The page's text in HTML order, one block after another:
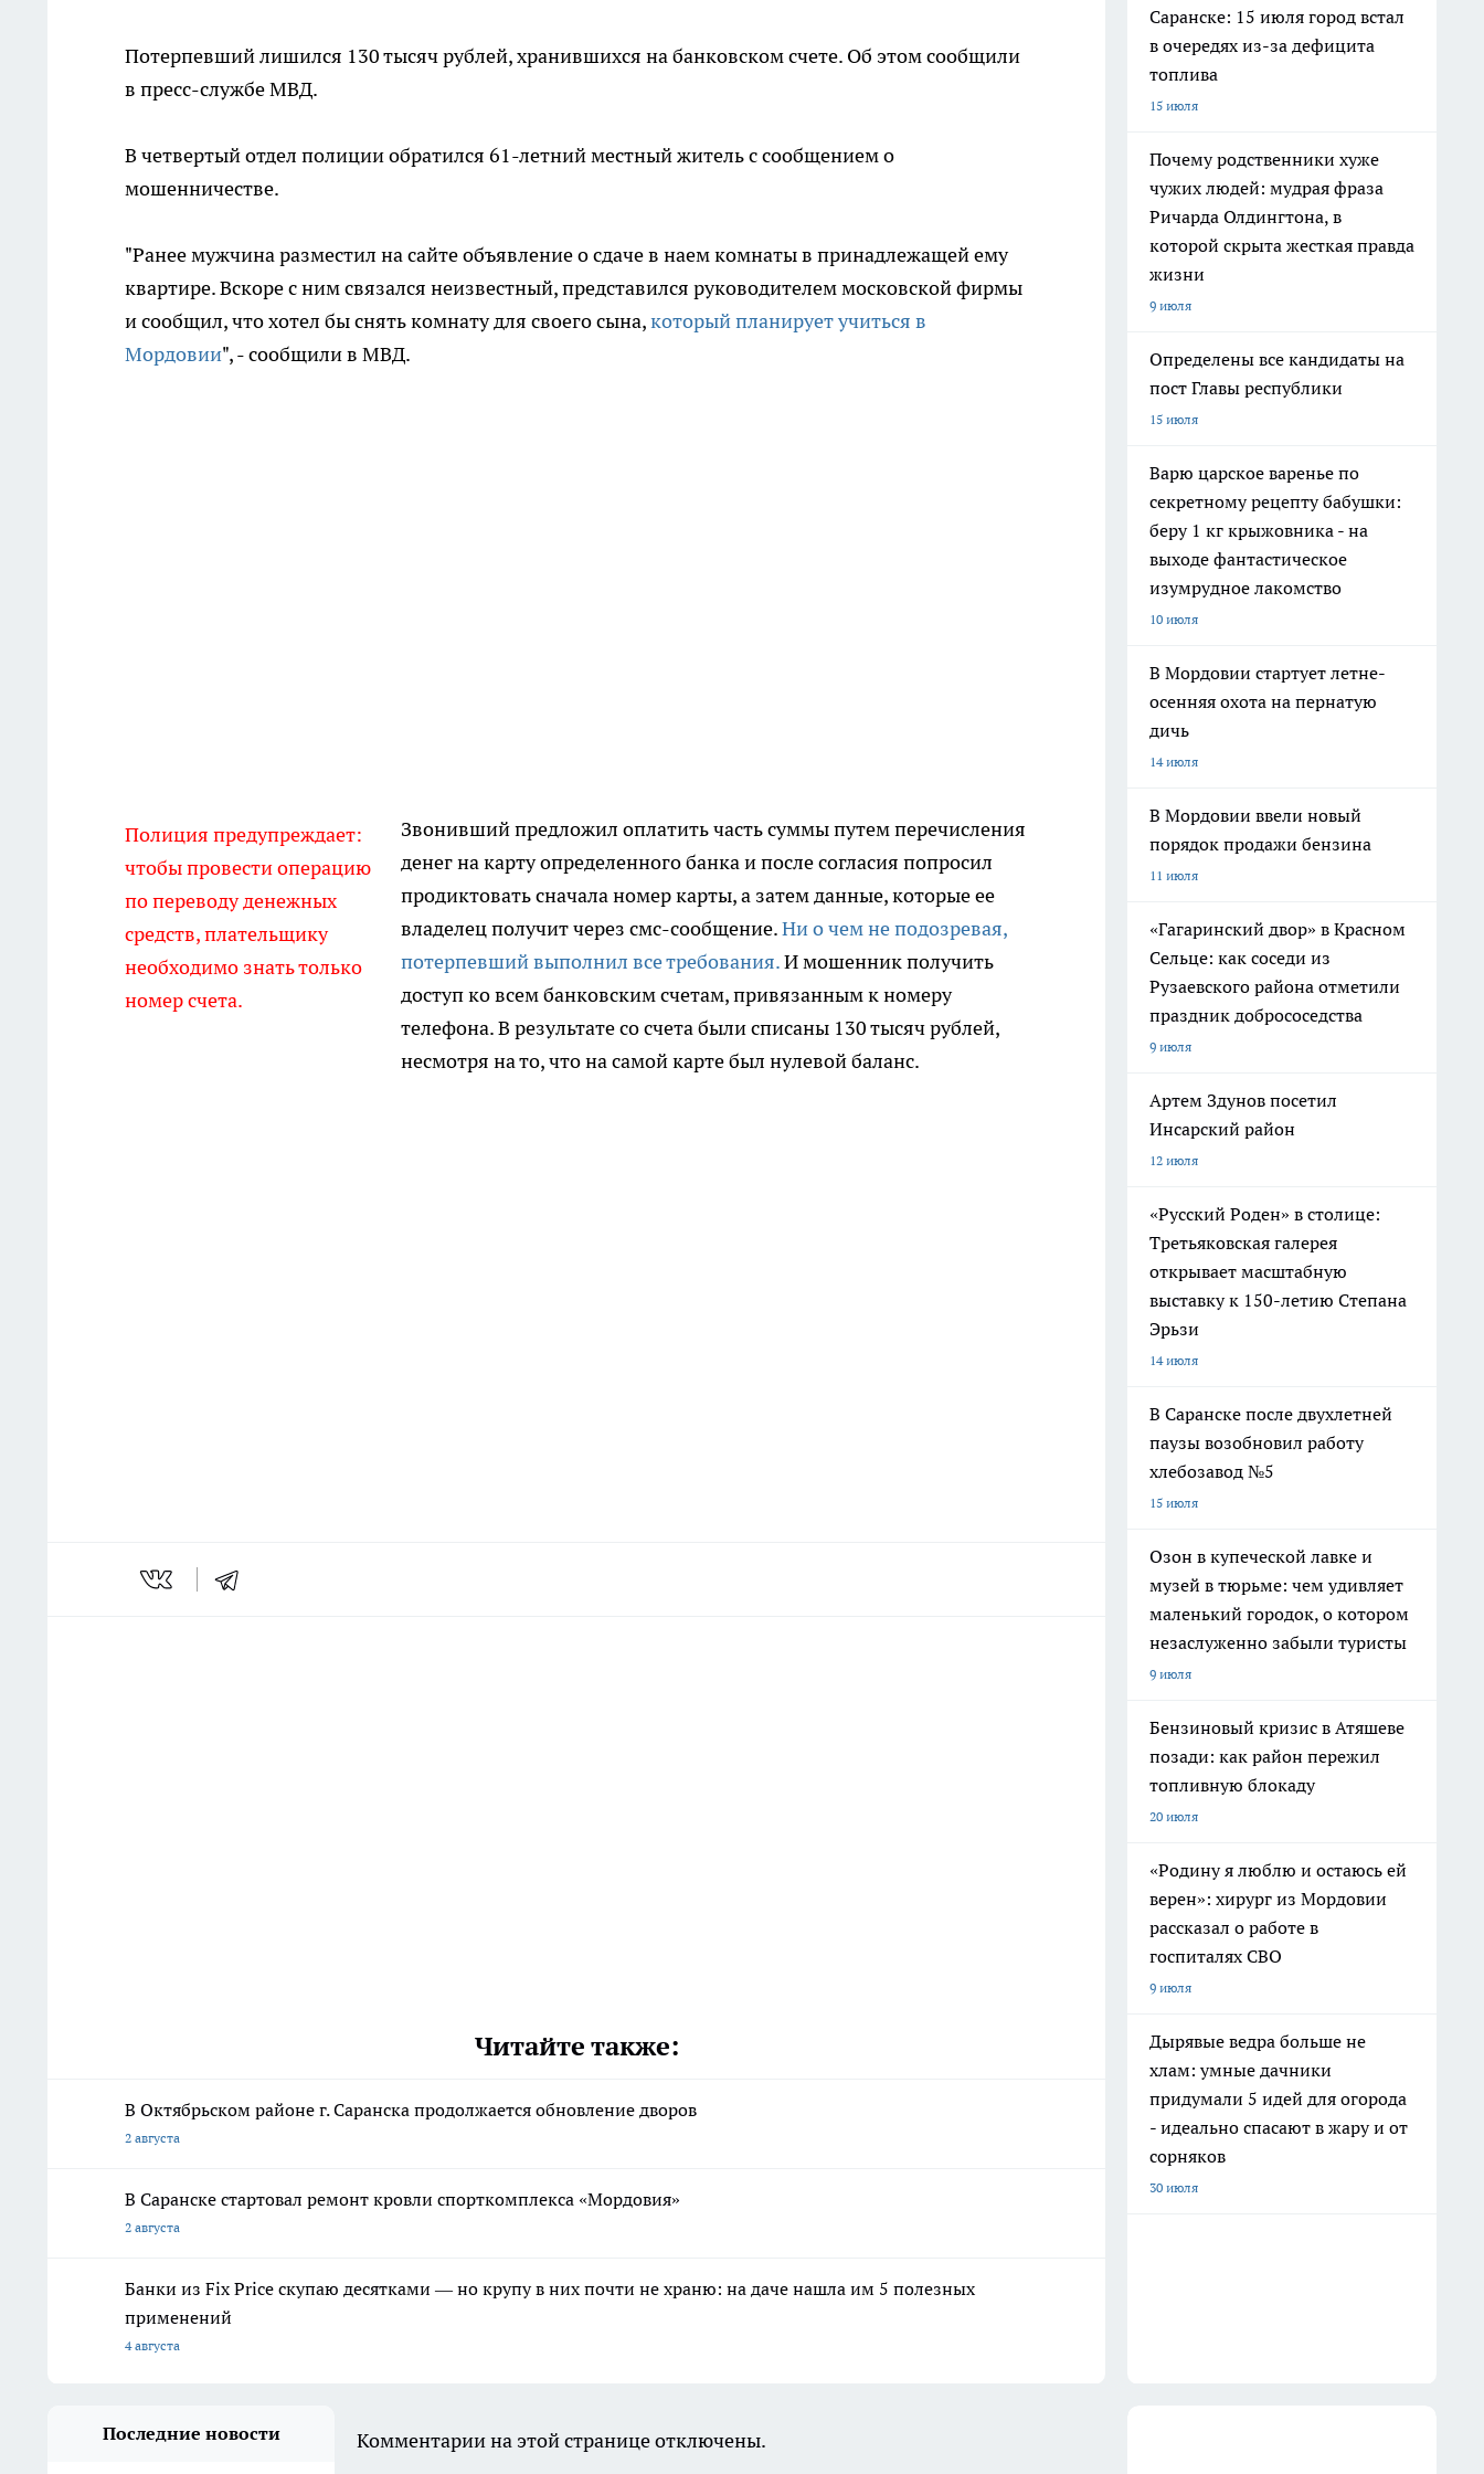
Потерпевший лишился 130 тысяч рублей, хранившихся на банковском счете. Об этом сообщили
в пресс-службе МВД.
В четвертый отдел полиции обратился 61-летний местный житель с сообщением о
мошенничестве.
"Ранее мужчина разместил на сайте объявление о сдаче в наем комнаты в принадлежащей ему
квартире. Вскоре с ним связался неизвестный, представился руководителем московской фирмы
и сообщил, что хотел бы снять комнату для своего сына,который планирует учиться в
Мордовии", - сообщили в МВД.
Полиция предупреждает:
чтобы провести операцию
по переводу денежных
средств, плательщику
необходимо знать только
номер счета.
Звонивший предложил оплатить часть суммы путем перечисления
денег на карту определенного банка и после согласия попросил
продиктовать сначала номер карты, а затем данные, которые ее
владелец получит через смс-сообщение.Ни о чем не подозревая,
потерпевший выполнил все требования.И мошенник получить
доступ ко всем банковским счетам, привязанным к номеру
телефона. В результате со счета были списаны 130 тысяч рублей,
несмотря на то, что на самой карте был нулевой баланс.
Читайте также:
В Октябрьском районе г. Саранска продолжается обновление дворов
2 августа
В Саранске стартовал ремонт кровли спорткомплекса «Мордовия»
2 августа
Банки из Fix Price скупаю десятками — но крупу в них почти не храню: на даче нашла им 5 полезных
применений
4 августа
Саранске: 15 июля город встал
в очередях из-за дефицита
топлива
15 июля
Почему родственники хуже
чужих людей: мудрая фраза
Ричарда Олдингтона, в
которой скрыта жесткая правда
жизни
9 июля
Определены все кандидаты на
пост Главы республики
15 июля
Варю царское варенье по
секретному рецепту бабушки:
беру 1 кг крыжовника - на
выходе фантастическое
изумрудное лакомство
10 июля
В Мордовии стартует летне-
осенняя охота на пернатую
дичь
14 июля
В Мордовии ввели новый
порядок продажи бензина
11 июля
«Гагаринский двор» в Красном
Сельце: как соседи из
Рузаевского района отметили
праздник добрососедства
9 июля
Артем Здунов посетил
Инсарский район
12 июля
«Русский Роден» в столице:
Третьяковская галерея
открывает масштабную
выставку к 150-летию Степана
Эрьзи
14 июля
В Саранске после двухлетней
паузы возобновил работу
хлебозавод №5
15 июля
Озон в купеческой лавке и
музей в тюрьме: чем удивляет
маленький городок, о котором
незаслуженно забыли туристы
9 июля
Бензиновый кризис в Атяшеве
позади: как район пережил
топливную блокаду
20 июля
«Родину я люблю и остаюсь ей
верен»: хирург из Мордовии
рассказал о работе в
госпиталях СВО
9 июля
Дырявые ведра больше не
хлам: умные дачники
придумали 5 идей для огорода
- идеально спасают в жару и от
сорняков
30 июля
Последние новости Комментарии на этой странице отключены.